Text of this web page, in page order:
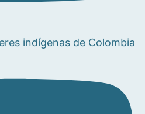
indígenas de Colombia